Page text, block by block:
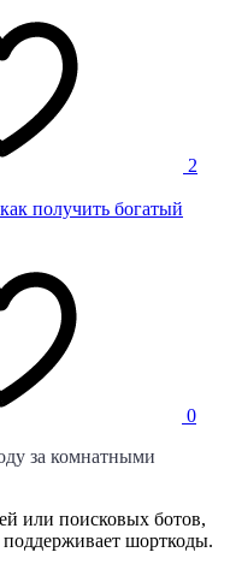
2
получить богатый
0
или поисковых ботов,
шорткоды.